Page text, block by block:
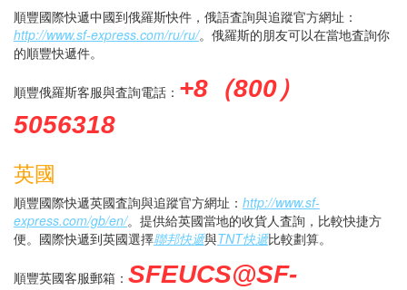
順豐國際快遞中國到俄羅斯快件，俄語査詢與追蹤官方網址：
http://www.sf-express.com/ru/ru/。俄羅斯的朋友可以在當地査詢你
的順豐快遞件。
順豐俄羅斯客服與査詢電話： +8（800）
5056318
英國
順豐國際快遞英國査詢與追蹤官方網址： http://www.sf-
express.com/gb/en/。提供給英國當地的收貨人査詢，比較快捷方
便。國際快遞到英國選擇聯邦快遞與TNT快遞比較劃算。
順豐英國客服郵箱： SFEUCS@SF-